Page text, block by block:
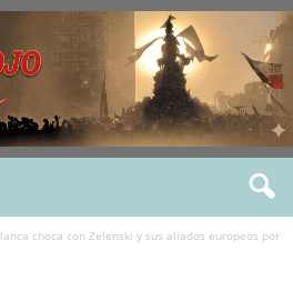
choca con Zelenski y sus aliados europeos por